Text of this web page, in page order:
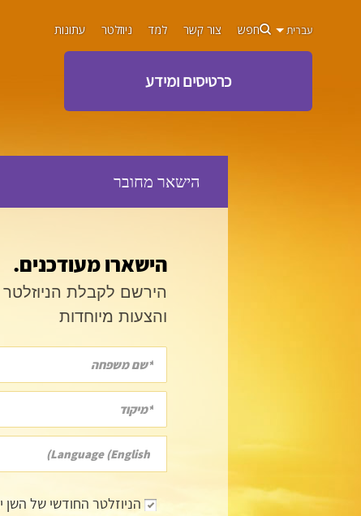
עתונות ניוזלטר למד צור קשר חפש עברית
כרטיסים ומידע
הישאר מחובר
הישארו מעודכנים.
הירשם לקבלת הניוזלטר
והצעות מיוחדות
הניוזלטר החודשי של השן